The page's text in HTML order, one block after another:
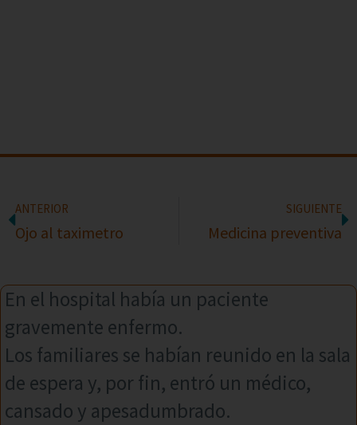
ANTERIOR
Ojo al taximetro
SIGUIENTE
Medicina preventiva
En el hospital había un paciente
gravemente enfermo.
Los familiares se habían reunido en la sala
de espera y, por fin, entró un médico,
cansado y apesadumbrado.